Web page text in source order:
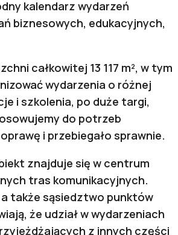
kalendarz wydarzeń
biznesowych, edukacyjnych,
całkowitej 13 117 m², w tym
wydarzenia o różnej
i szkolenia, po duże targi,
do potrzeb
i przebiegało sprawnie.
znajduje się w centrum
tras komunikacyjnych.
także sąsiedztwo punktów
że udział w wydarzeniach
z innych części